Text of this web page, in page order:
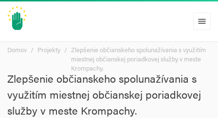
menu
Domov Projekty
Zlepšenie občianskeho spolunažívania s využitím
miestnej občianskej poriadkovej služby v meste
Krompachy.
Zlepšenie občianskeho spolunažívania s
využitím miestnej občianskej poriadkovej
služby v meste Krompachy.